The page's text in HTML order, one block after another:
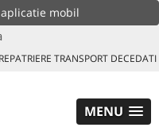
mobil
TRANSPORT DECEDATI
MENU